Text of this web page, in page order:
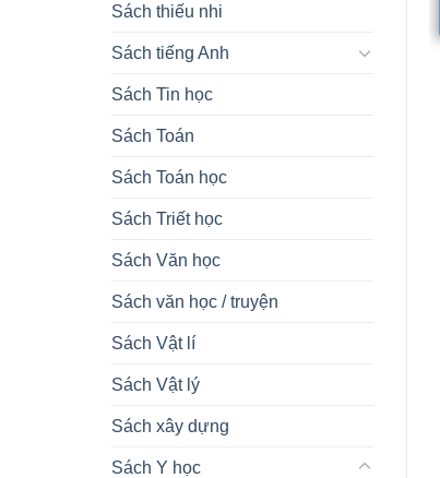
Sách thiếu nhi
Sách tiếng Anh
Sách Tin học
Sách Toán
Sách Toán học
Sách Triết học
Sách Văn học
Sách văn học / truyện
Sách Vật lí
Sách Vật lý
Sách xây dựng
Sách Y học
SÁCH TÂM LÝ HỌC
đức
SÁCH HÓA HỌC